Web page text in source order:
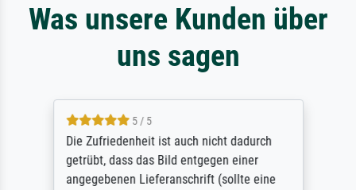
Was unsere Kunden über
uns sagen
5 / 5
Die Zufriedenheit ist auch nicht dadurch
getrübt, dass das Bild entgegen einer
angegebenen Lieferanschrift (sollte eine